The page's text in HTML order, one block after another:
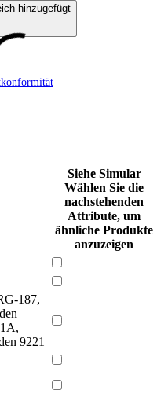
hinzugefügt
Siehe Simular
Wählen Sie die
nachstehenden
Attribute, um
ähnliche Produkte
anzuzeigen
187,
9221